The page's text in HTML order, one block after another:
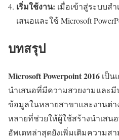
เริ่มใช้งาน: เมื่อเข้าสู่ระบบส
เสนอและใช้ Microsoft
บทสรุป
Microsoft Powerpoint 2016 เป็น
นำเสนอที่มีความสวยงามและ
ข้อมูลในหลายสาขาและงานต่
หลายที่ช่วยให้ผู้ใช้สร้างนำเส
อัพเดทล่าสุดยังเพิ่มเติมความส